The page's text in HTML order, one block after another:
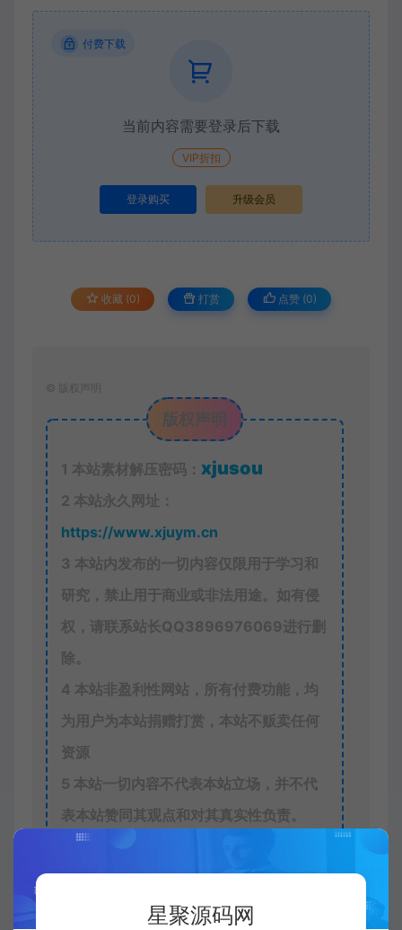
付费下载
当前内容需要登录后下载
VIP折扣
登录购买 升级会员
收藏 (0) 打赏 点赞 (0)
© 版权声明
版权声明
1 本站素材解压密码： xjusou
2 本站永久网址：
https://www.xjuym.cn
3 本站内发布的一切内容仅限用于学习和
研究，禁止用于商业或非法用途。如有侵
权，请联系站长QQ3896976069 进行删
除。
4 本站非盈利性网站，所有付费功能，均
为用户为本站捐赠打赏，本站不贩卖任何
资源
5 本站一切内容不代表本站立场，并不代
表本站赞同其观点和对其真实性负责。
本站一律禁止以任何方式发布或转载任
何违法的相关信息，访客发现请向站长举
星聚源码网